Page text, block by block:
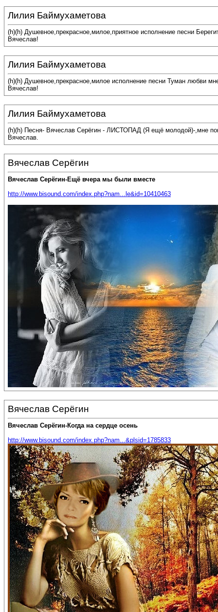
Лилия Баймухаметова
(h)(h) Душевное,прекрасное,милое,приятное исполнение песни
Вячеслав!
Лилия Баймухаметова
(h)(h) Душевное,прекрасное,милое исполнение песни Туман любви
Вячеслав!
Лилия Баймухаметова
(h)(h) Песня- Вячеслав Серёгин - ЛИСТОПАД (Я ещё молодой)-,мне
Вячеслав.
Вячеслав Серёгин
Вячеслав Серёгин-Ещё вчера мы были вместе
http://www.bisound.com/index.php?nam...le&id=10410463
Вячеслав Серёгин
Вячеслав Серёгин-Когда на сердце осень
http://www.bisound.com/index.php?nam...&plsid=1785833